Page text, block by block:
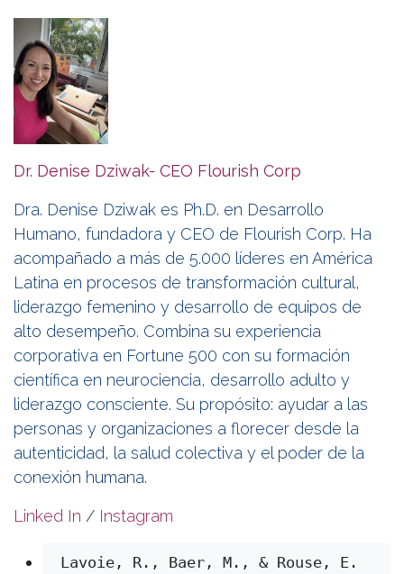
Dr. Denise Dziwak- CEO Flourish Corp
Dra. Denise Dziwak es Ph.D. en Desarrollo
Humano, fundadora y CEO de Flourish Corp. Ha
acompañado a más de 5.000 líderes en América
Latina en procesos de transformación cultural,
liderazgo femenino y desarrollo de equipos de
alto desempeño. Combina su experiencia
corporativa en Fortune 500 con su formación
científica en neurociencia, desarrollo adulto y
liderazgo consciente. Su propósito: ayudar a las
personas y organizaciones a florecer desde la
autenticidad, la salud colectiva y el poder de la
conexión humana.
Linked In / Instagram
Lavoie, R., Baer, M., & Rouse, E.